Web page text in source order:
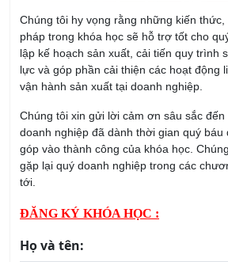
Chúng tôi hy vọng rằng những kiến
pháp trong khóa học sẽ hỗ trợ tốt cho
lập kế hoạch sản xuất, cải tiến quy trình
lực và góp phần cải thiện các hoạt động
vận hành sản xuất tại doanh nghiệp.
Chúng tôi xin gửi lời cảm ơn sâu sắc đến
doanh nghiệp đã dành thời gian quý báu
góp vào thành công của khóa học.
gặp lại quý doanh nghiệp trong các
tới.
ĐĂNG KÝ KHÓA HỌC :
Họ và tên: